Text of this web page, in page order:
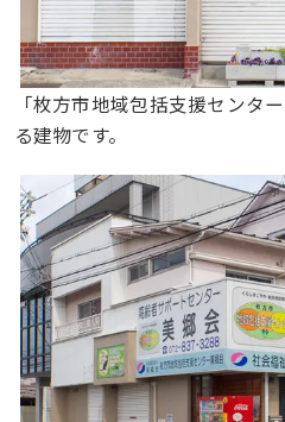
「枚方市地域包括支援センタ
る建物です。